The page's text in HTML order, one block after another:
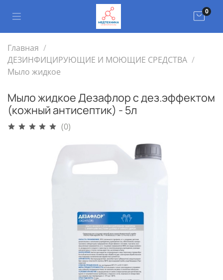
0
Главная
ДЕЗИНФИЦИРУЮЩИЕ И МОЮЩИЕ СРЕДСТВА
Мыло жидкое
Мыло жидкое Дезафлор с дез.эффектом
(кожный антисептик) - 5л
(0)